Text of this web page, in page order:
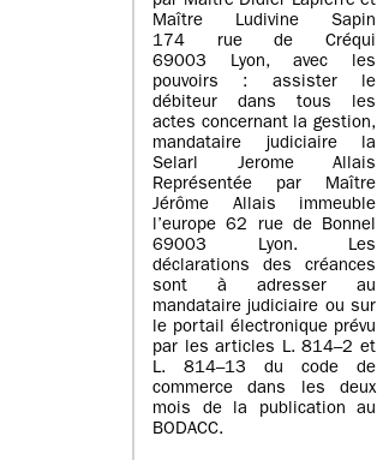
Maître Ludivine Sapin
174 rue de Créqui
69003 Lyon, avec les
pouvoirs : assister le
débiteur dans tous les
actes concernant la gestion,
mandataire judiciaire la
Selarl Jerome Allais
Représentée par Maître
Jérôme Allais immeuble
l’europe 62 rue de Bonnel
69003 Lyon. Les
déclarations des créances
sont à adresser au
mandataire judiciaire ou sur
le portail électronique prévu
par les articles L. 814–2 et
L. 814–13 du code de
commerce dans les deux
mois de la publication au
BODACC.